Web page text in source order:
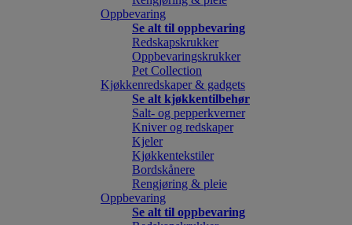
Oppbevaring
Se alt til oppbevaring
Redskapskrukker
Oppbevaringskrukker
Pet Collection
Kjøkkenredskaper & gadgets
Se alt kjøkkentilbehør
Salt- og pepperkverner
Kniver og redskaper
Kjeler
Kjøkkentekstiler
Bordskånere
Rengjøring & pleie
Oppbevaring
Se alt til oppbevaring